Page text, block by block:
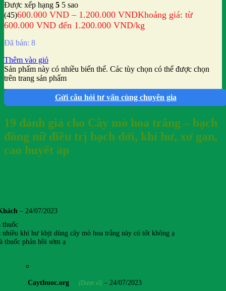
Được xếp hạng 5 5 sao
(45)600.000 VND – 1.200.000 VNDKhoảng giá: từ
600.000 VND đến 1.200.000 VND/kg
Đã bán: 8
Thêm vào giỏ
Sản phẩm này có nhiều biến thể. Các tùy chọn có thể được chọn
trên trang sản phẩm
Gửi câu hỏi tư vấn cùng chuyên gia
19 đánh giá cho Cây mò hoa trắng – bạch
đồng nữ điều trị bạch đới, khí hư, xơ gan,
cao huyết áp
– 24/07/2023
thuốc
khí hư kbjt dùng cây mò hoa trắng này có tốt không ạ
thuốc phản hồi sớm ạ
Caythuoc.org (Dược sĩ) – 24/07/2023